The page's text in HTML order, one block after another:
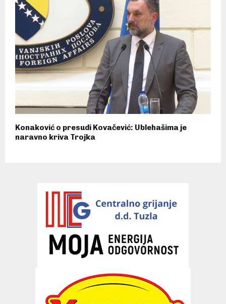
Konaković o presudi Kovačević: Ublehašima je
naravno kriva Trojka